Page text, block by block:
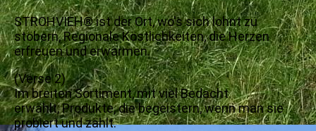
STROHVIEH® ist der Ort, wo's sich lohnt zu
stöbern, Regionale Köstlichkeiten, die Herzen
erfreuen und erwärmen.
(Verse 2)
Im breiten Sortiment, mit viel Bedacht
erwählt,Produkte, die begeistern, wenn man sie
probiert und zählt.